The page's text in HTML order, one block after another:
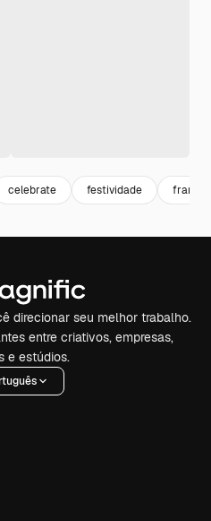
celebrate festividade frame
direcionar seu melhor trabalho.
entre criativos, empresas,
e estúdios.